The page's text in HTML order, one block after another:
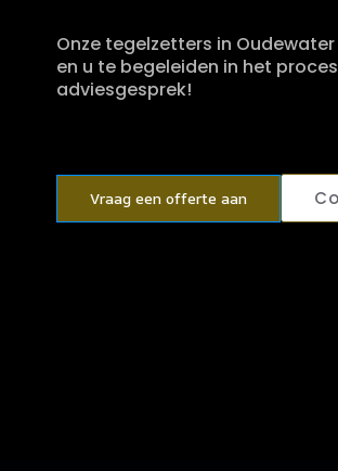
Onze tegelzetters in
en u te begeleiden in het
adviesgesprek!
Vraag een offerte aan